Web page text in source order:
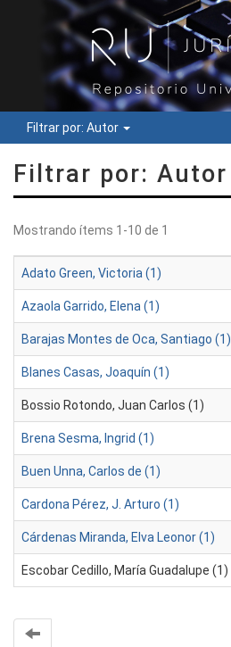
Filtrar por: Autor
Filtrar por: Autor
Mostrando ítems 1-10 de 1
Adato Green, Victoria (1)
Azaola Garrido, Elena (1)
Barajas Montes de Oca, Santiago (1)
Blanes Casas, Joaquín (1)
Bossio Rotondo, Juan Carlos (1)
Brena Sesma, Ingrid (1)
Buen Unna, Carlos de (1)
Cardona Pérez, J. Arturo (1)
Cárdenas Miranda, Elva Leonor (1)
Escobar Cedillo, María Guadalupe (1)